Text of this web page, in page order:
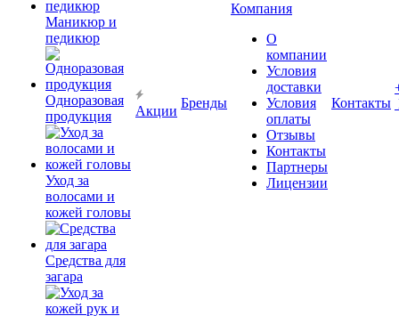
Маникюр и
педикюр
Одноразовая
продукция
Уход за
волосами и
кожей головы
Средства для
загара
Акции
Бренды
Компания
О
компании
Условия
доставки
Условия
оплаты
Отзывы
Контакты
Партнеры
Лицензии
Контакты